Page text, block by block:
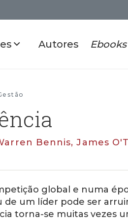
Autores Ebooks
Bennis, James
global e numa
de um líder pode ser
torna-se muitas vezes